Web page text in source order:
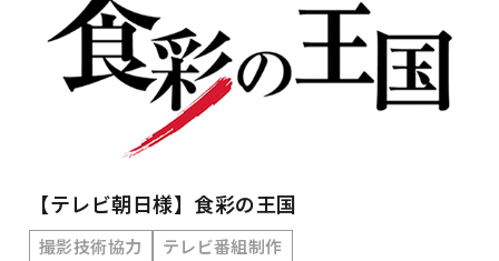
【テレビ朝日様】食彩の王国
撮影技術協力 テレビ番組制作